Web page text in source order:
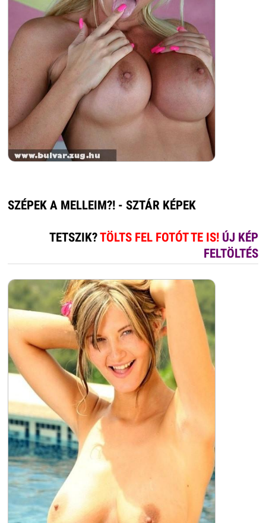
SZÉPEK A MELLEIM?! - SZTÁR KÉPEK
TETSZIK?TÖLTS FEL FOTÓT TE IS! ÚJ KÉP
FELTÖLTÉS